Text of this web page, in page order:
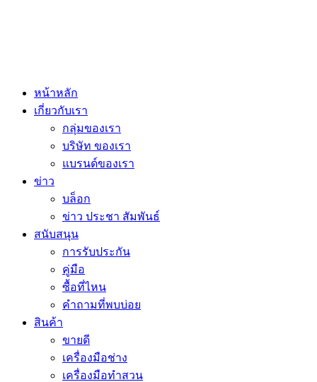
หน้าหลัก
เกี่ยวกับเรา
กลุ่มของเรา
บริษัท ของเรา
แบรนด์ของเรา
ข่าว
บล็อก
ข่าว ประชา สัมพันธ์
สนับสนุน
การรับประกัน
คู่มือ
ซื้อที่ไหน
คำถามที่พบบ่อย
สินค้า
ขายดี
เครื่องมือช่าง
เครื่องมือทําสวน